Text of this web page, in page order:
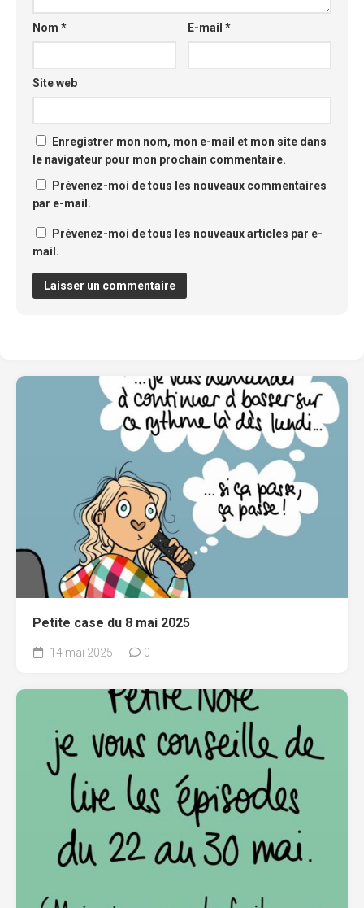
Nom * E-mail*
Site web
Enregistrer mon nom, mon e-mail et mon site dans
le navigateur pour mon prochain commentaire.
Prévenez-moi de tous les nouveaux commentaires
par e-mail.
Prévenez-moi de tous les nouveaux articles par e-
mail.
Petite case du 8 mai 2025
14 mai 2025 0